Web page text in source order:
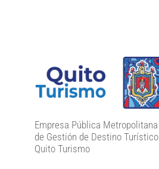
Empresa Pública Metropolitana
de Gestión de Destino Turístico
Quito Turismo